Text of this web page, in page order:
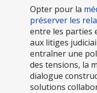
Opter pour la
préserver les
entre les parties
aux litiges
entraîner une
des tensions, la
dialogue
solutions